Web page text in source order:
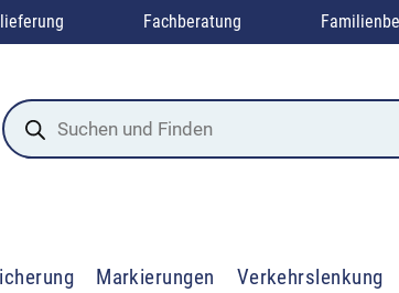
Fachberatung
Products
search
Markierungen Verkehrslenkung